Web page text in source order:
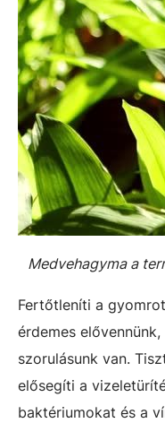
Medvehagyma a
Fertőtleníti a
érdemes
szorulásunk van.
elősegíti a
baktériumokat és a